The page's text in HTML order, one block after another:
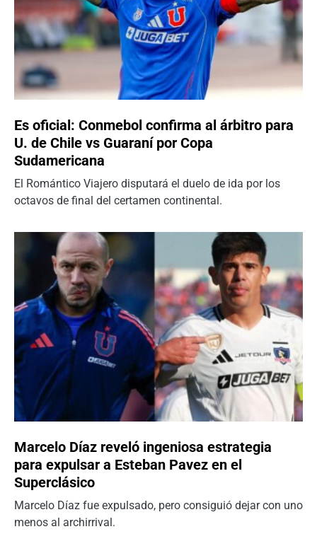
Es oficial: Conmebol confirma al árbitro para
U. de Chile vs Guaraní por Copa
Sudamericana
El Romántico Viajero disputará el duelo de ida por los
octavos de final del certamen continental.
Marcelo Díaz reveló ingeniosa estrategia
para expulsar a Esteban Pavez en el
Superclásico
Marcelo Díaz fue expulsado, pero consiguió dejar con uno
menos al archirrival.